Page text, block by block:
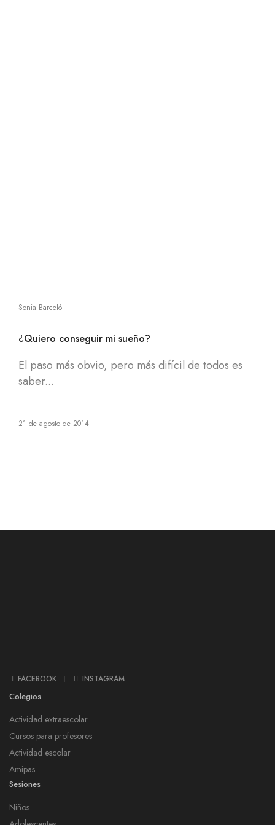
Sonia Barceló
¿Quiero conseguir mi sueño?
El paso más obvio, pero más difícil de todos es
saber...
21 de agosto de 2014
FACEBOOK INSTAGRAM
Colegios
Actividad extraescolar
Cursos para profesores
Actividad escolar
Amipas
Sesiones
Niños